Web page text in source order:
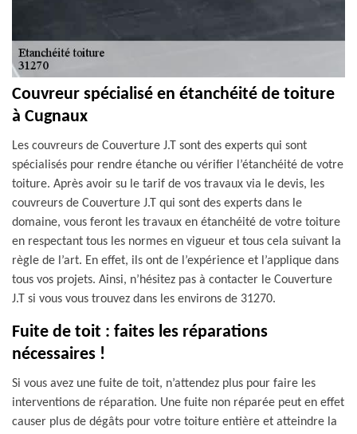
Couvreur spécialisé en étanchéité de toiture
à Cugnaux
Les couvreurs de Couverture J.T sont des experts qui sont
spécialisés pour rendre étanche ou vérifier l’étanchéité de votre
toiture. Après avoir su le tarif de vos travaux via le devis, les
couvreurs de Couverture J.T qui sont des experts dans le
domaine, vous feront les travaux en étanchéité de votre toiture
en respectant tous les normes en vigueur et tous cela suivant la
règle de l’art. En effet, ils ont de l’expérience et l’applique dans
tous vos projets. Ainsi, n’hésitez pas à contacter le Couverture
J.T si vous vous trouvez dans les environs de 31270.
Fuite de toit : faites les réparations
nécessaires !
Si vous avez une fuite de toit, n’attendez plus pour faire les
interventions de réparation. Une fuite non réparée peut en effet
causer plus de dégâts pour votre toiture entière et atteindre la